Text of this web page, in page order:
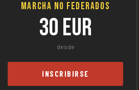
Marcha No Federados
30 EUR
desde
INSCRIBIRSE